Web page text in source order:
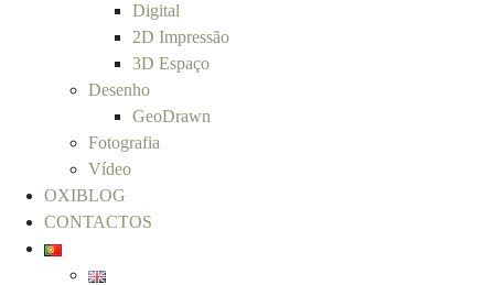
Digital
2D Impressão
3D Espaço
Desenho
GeoDrawn
Fotografia
Vídeo
OXIBLOG
CONTACTOS